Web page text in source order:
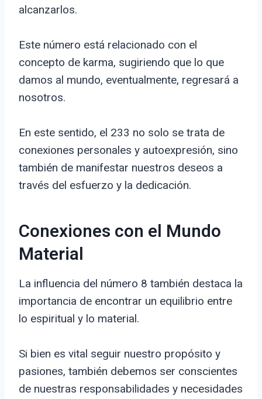
alcanzarlos.
Este número está relacionado con el
concepto de karma, sugiriendo que lo que
damos al mundo, eventualmente, regresará a
nosotros.
En este sentido, el 233 no solo se trata de
conexiones personales y autoexpresión, sino
también de manifestar nuestros deseos a
través del esfuerzo y la dedicación.
Conexiones con el Mundo
Material
La influencia del número 8 también destaca la
importancia de encontrar un equilibrio entre
lo espiritual y lo material.
Si bien es vital seguir nuestro propósito y
pasiones, también debemos ser conscientes
de nuestras responsabilidades y necesidades